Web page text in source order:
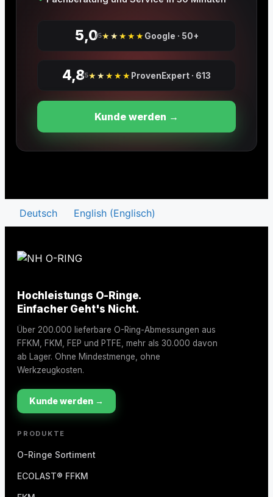
5,0/5★★★★★Google · 50+
4,8/5★★★★★ProvenExpert · 613
Kunde werden →
Deutsch English(Englisch)
Hochleistungs O-Ringe.
Einfacher Geht's Nicht.
Über 200.000 lieferbare O-Ring-Abmessungen aus
FFKM, FKM, FEP und PTFE, mehr als 30.000 davon
ab Lager. Ohne Mindestmenge, ohne
Werkzeugkosten.
Kunde werden →
PRODUKTE
O-Ringe Sortiment
ECOLAST® FFKM